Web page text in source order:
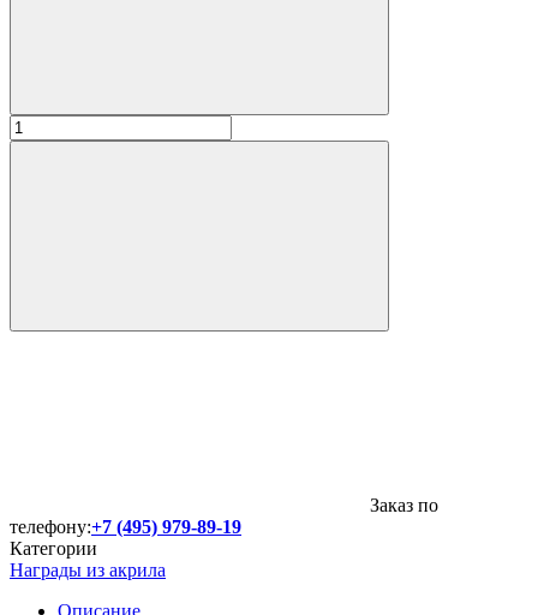
Заказ по
телефону:+7 (495) 979-89-19
Категории
Награды из акрила
Описание